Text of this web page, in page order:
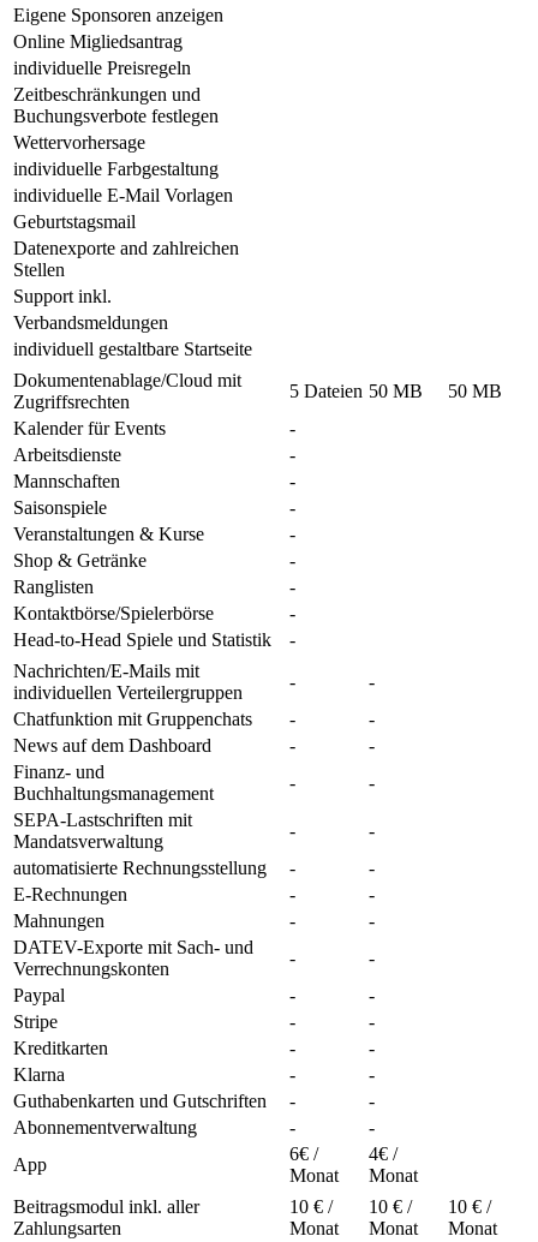
Eigene Sponsoren anzeigen
Online Migliedsantrag
individuelle Preisregeln
Zeitbeschränkungen und
Buchungsverbote festlegen
Wettervorhersage
individuelle Farbgestaltung
individuelle E-Mail Vorlagen
Geburtstagsmail
Datenexporte and zahlreichen
Stellen
Support inkl.
Verbandsmeldungen
individuell gestaltbare Startseite
Dokumentenablage/Cloud mit
Zugriffsrechten
5 Dateien 50 MB
50 MB
Kalender für Events
-
Arbeitsdienste
-
Mannschaften
-
Saisonspiele
-
Veranstaltungen & Kurse
-
Shop & Getränke
-
Ranglisten
-
Kontaktbörse/Spielerbörse
-
Head-to-Head Spiele und Statistik
-
Nachrichten/E-Mails mit
individuellen Verteilergruppen
-
-
Chatfunktion mit Gruppenchats
-
-
News auf dem Dashboard
-
-
Finanz- und
Buchhaltungsmanagement
-
-
SEPA-Lastschriften mit
Mandatsverwaltung
-
-
automatisierte Rechnungsstellung
-
-
E-Rechnungen
-
-
Mahnungen
-
-
DATEV-Exporte mit Sach- und
Verrechnungskonten
-
-
Paypal
-
-
Stripe
-
-
Kreditkarten
-
-
Klarna
-
-
Guthabenkarten und Gutschriften
-
-
Abonnementverwaltung
-
-
App
6€ /
Monat
4€ /
Monat
Beitragsmodul inkl. aller
Zahlungsarten
10 € /
Monat
10 € /
Monat
10 € /
Monat